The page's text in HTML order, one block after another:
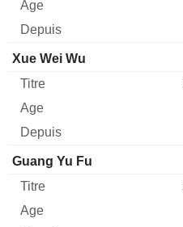
Xue Wei Wu
Guang Yu Fu